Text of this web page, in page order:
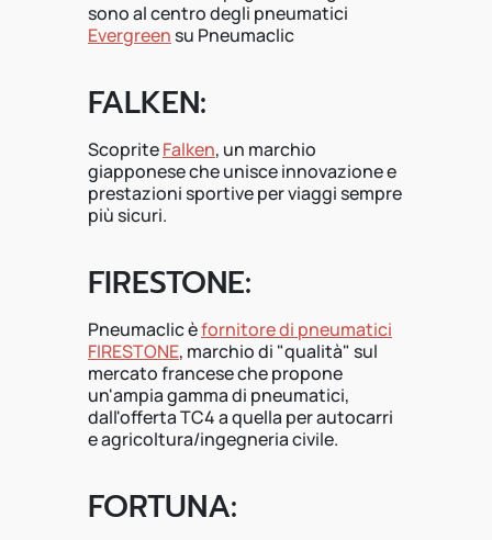
sono al centro degli pneumatici
Evergreensu Pneumaclic
FALKEN:
ScopriteFalken, un marchio
giapponese che unisce innovazione e
prestazioni sportive per viaggi sempre
più sicuri.
FIRESTONE:
Pneumaclic èfornitore di pneumatici
FIRESTONE, marchio di "qualità" sul
mercato francese che propone
un'ampia gamma di pneumatici,
dall'offerta TC4 a quella per autocarri
e agricoltura/ingegneria civile.
FORTUNA: